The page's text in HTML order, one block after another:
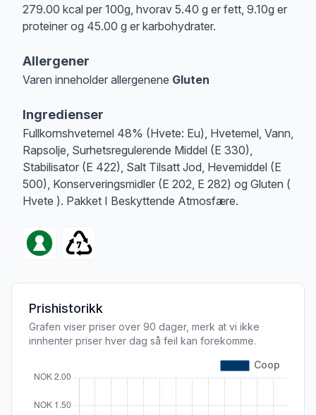
279.00 kcal per 100g, hvorav 5.40 g er fett, 9.10g er
proteiner og 45.00 g er karbohydrater.
Allergener
Varen inneholder allergenene Gluten
Ingredienser
Fullkornshvetemel 48% (Hvete: Eu), Hvetemel, Vann,
Rapsolje, Surhetsregulerende Middel (E 330),
Stabilisator (E 422), Salt Tilsatt Jod, Hevemiddel (E
500), Konserveringsmidler (E 202, E 282) og Gluten (
Hvete ). Pakket I Beskyttende Atmosfære.
Prishistorikk
Grafen viser priser over 90 dager, merk at vi ikke
innhenter priser hver dag så feil kan forekomme.